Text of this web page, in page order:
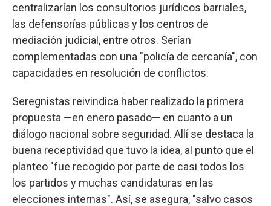
centralizarían los consultorios jurídicos barriales,
las defensorías públicas y los centros de
mediación judicial, entre otros. Serían
complementadas con una "policía de cercanía", con
capacidades en resolución de conflictos.
Seregnistas reivindica haber realizado la primera
propuesta —en enero pasado— en cuanto a un
diálogo nacional sobre seguridad. Allí se destaca la
buena receptividad que tuvo la idea, al punto que el
planteo "fue recogido por parte de casi todos los
los partidos y muchas candidaturas en las
elecciones internas". Así, se asegura, "salvo casos